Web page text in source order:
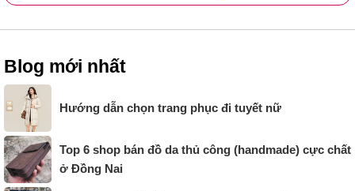
Blog mới nhất
Hướng dẫn chọn trang phục đi tuyết nữ
Top 6 shop bán đồ da thủ công (handmade) cực chất
ở Đồng Nai